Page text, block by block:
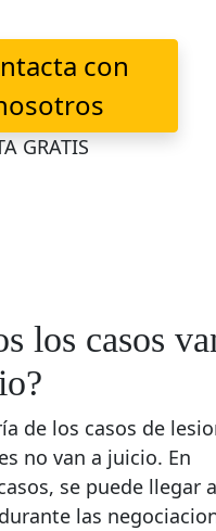
con
GRATIS
los casos
de los casos de
no van a juicio. En
se puede llegar
las